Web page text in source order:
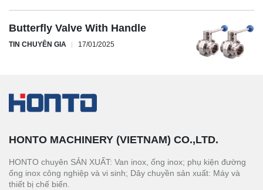
Butterfly Valve With Handle
TIN CHUYÊN GIA 17/01/2025
HONTO MACHINERY (VIETNAM) CO.,LTD.
HONTO chuyên SẢN XUẤT: Van inox, ống inox; phụ kiện đường
ống inox công nghiệp và vi sinh; Dây chuyền sản xuất: Máy và
thiết bị chế biến.